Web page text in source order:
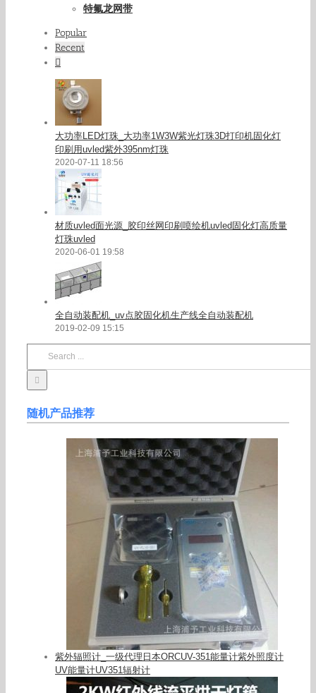
特氟龙网带
Popular
Recent
大功率LED灯珠_大功率1W3W紫光灯珠3D打印机固化灯
印刷用uvled紫外395nm灯珠
2020-07-11 18:56
材质uvled面光源_胶印丝网印刷喷绘机uvled固化灯高质量
灯珠uvled
2020-06-01 19:58
全自动装配机_uv点胶固化机生产线全自动装配机
2019-02-09 15:15
随机产品推荐
紫外辐照计_一级代理日本ORCUV-351能量计紫外照度计
UV能量计UV351辐射计